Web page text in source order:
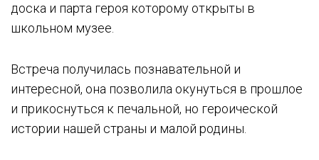
доска и парта героя которому открыты в
школьном музее.
Встреча получилась познавательной и
интересной, она позволила окунуться в прошлое
и прикоснуться к печальной, но героической
истории нашей страны и малой родины.